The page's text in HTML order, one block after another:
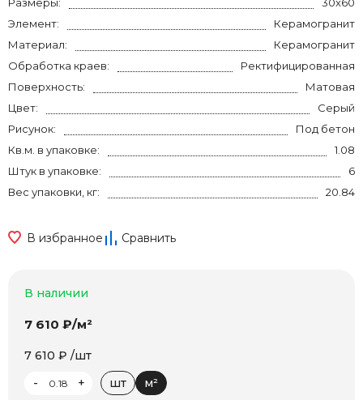
Элемент:
Керамогранит
Материал:
Керамогранит
Обработка краев:
Ректифицированная
Поверхность:
Матовая
Цвет:
Серый
Рисунок:
Под бетон
Кв.м. в упаковке:
1.08
Штук в упаковке:
6
Вес упаковки, кг:
20.84
В избранное Сравнить
В наличии
7 610 ₽/м²
7 610 ₽ /шт
-
+ шт м²